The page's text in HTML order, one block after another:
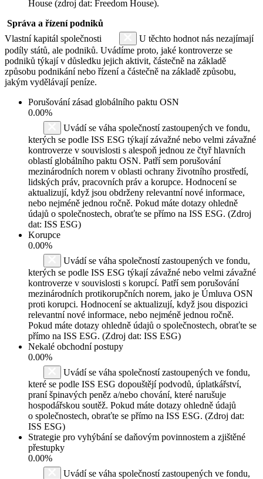
House (zdroj dat: Freedom House).
Správa a řízení podniků
Vlastní kapitál společnosti
U těchto hodnot nás nezajímají
podíly států, ale podniků. Uvádíme proto, jaké kontroverze se
podniků týkají v důsledku jejich aktivit, částečně na základě
způsobu podnikání nebo řízení a částečně na základě způsobu,
jakým vydělávají peníze.
Porušování zásad globálního paktu OSN
0.00%
Uvádí se váha společností zastoupených ve fondu,
kterých se podle ISS ESG týkají závažné nebo velmi závažné
kontroverze v souvislosti s alespoň jednou ze čtyř hlavních
oblastí globálního paktu OSN. Patří sem porušování
mezinárodních norem v oblasti ochrany životního prostředí,
lidských práv, pracovních práv a korupce. Hodnocení se
aktualizují, když jsou obdrženy relevantní nové informace,
nebo nejméně jednou ročně. Pokud máte dotazy ohledně
údajů o společnostech, obraťte se přímo na ISS ESG. (Zdroj
dat: ISS ESG)
Korupce
0.00%
Uvádí se váha společností zastoupených ve fondu,
kterých se podle ISS ESG týkají závažné nebo velmi závažné
kontroverze v souvislosti s korupcí. Patří sem porušování
mezinárodních protikorupčních norem, jako je Úmluva OSN
proti korupci. Hodnocení se aktualizují, když jsou dispozici
relevantní nové informace, nebo nejméně jednou ročně.
Pokud máte dotazy ohledně údajů o společnostech, obraťte se
přímo na ISS ESG. (Zdroj dat: ISS ESG)
Nekalé obchodní postupy
0.00%
Uvádí se váha společností zastoupených ve fondu,
které se podle ISS ESG dopouštějí podvodů, úplatkářství,
praní špinavých peněz a/nebo chování, které narušuje
hospodářskou soutěž. Pokud máte dotazy ohledně údajů
o společnostech, obraťte se přímo na ISS ESG. (Zdroj dat:
ISS ESG)
Strategie pro vyhýbání se daňovým povinnostem a zjištěné
přestupky
0.00%
Uvádí se váha společností zastoupených ve fondu,